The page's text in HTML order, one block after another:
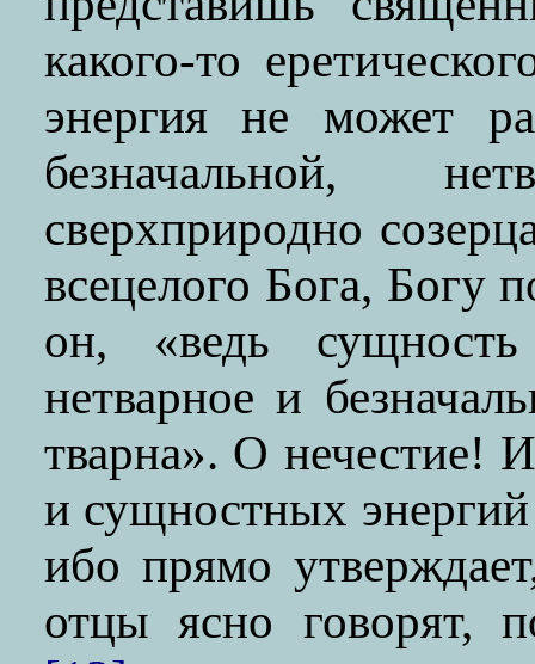
какого-то
энергия не может
безначальной,
сверхприродно
всецелого Бога, Богу
он, «ведь
нетварное и
тварна». О нечестие!
и сущностных
ибо прямо
отцы ясно говорят,